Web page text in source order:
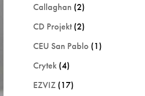
Callaghan (2)
CD Projekt(2)
CEU San Pablo (1)
Crytek (4)
EZVIZ (17)